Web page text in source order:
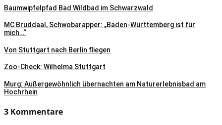
Baumwipfelpfad Bad Wildbad im Schwarzwald
MC Bruddaal, Schwobarapper: „Baden-Württemberg ist für
mich…“
Von Stuttgart nach Berlin fliegen
Zoo-Check: Wilhelma Stuttgart
Murg: Außergewöhnlich übernachten am Naturerlebnisbad am
Hochrhein
3 Kommentare